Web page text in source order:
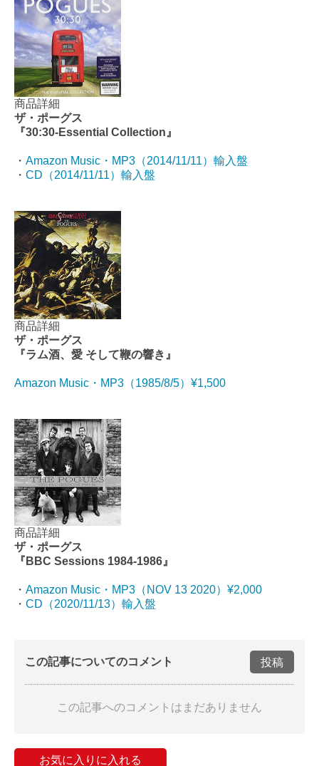
商品詳細
ザ・ポーグス
『30:30-Essential Collection』
・ Amazon Music・MP3（2014/11/11）輸入盤
・ CD（2014/11/11）輸入盤
商品詳細
ザ・ポーグス
『ラム酒、愛 そして鞭の響き』
Amazon Music・MP3（1985/8/5）¥1,500
商品詳細
ザ・ポーグス
『BBC Sessions 1984-1986』
・ Amazon Music・MP3（NOV 13 2020）¥2,000
・ CD（2020/11/13）輸入盤
この記事についてのコメント 投稿
この記事へのコメントはまだありません
お気に入りに入れる